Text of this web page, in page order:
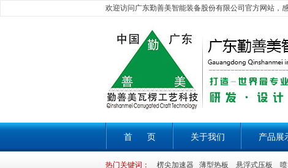
欢迎访问广东勤善美智能装备股份有限公司官方网站，
首 页 关于我们 产品展
热门关键词： 楞尖加速器 薄型热板 悬浮式压板 喷